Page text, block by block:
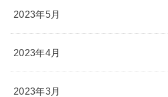
2023年5月
2023年4月
2023年3月